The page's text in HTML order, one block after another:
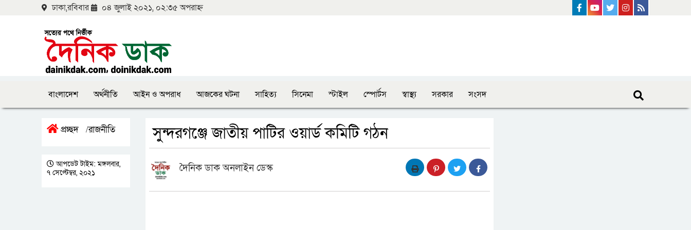
ঢাকা,রবিবার ০৪ জুলাই ২০২১, ০২:৩৫ অপরাহ্ন instagram
Twitter
Youtube
Facebook
বাংলাদেশ অর্থনীতি আইন ও অপরাধ আজকের ঘটনা সাহিত্য সিনেমা স্টাইল স্পোর্টস স্বাস্থ্য সরকার সংসদ
প্রচ্ছদ /রাজনীতি
আপডেট টাইম: মঙ্গলবার,
৭ সেপ্টেম্বর, ২০২১
সুন্দরগঞ্জে জাতীয় পাটির ওয়ার্ড কমিটি গঠন
দৈনিক ডাক অনলাইন ডেস্ক